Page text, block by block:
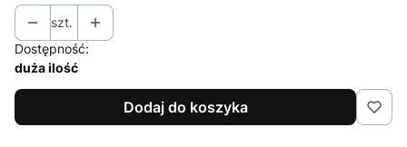
szt.
Dostępność:
duża ilość
Dodaj do koszyka